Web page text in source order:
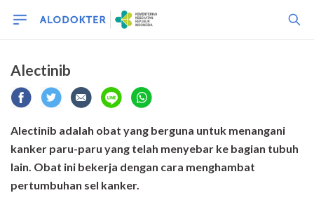
Alectinib
Alectinib adalah obat yang berguna untuk menangani
kanker paru-paru yang telah menyebar ke bagian tubuh
lain. Obat ini bekerja dengan cara menghambat
pertumbuhan sel kanker.